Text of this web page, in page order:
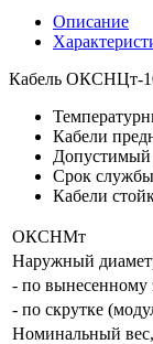
Описание
Кабель ОКСНЦт-
Кабели
Допустимый
Срок службы
Кабели
ОКСНМт
Наружный
- по вынесенному
- по скрутке
Номинальный